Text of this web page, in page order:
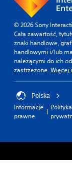
© 2026 Sony
Cała zawartość,
znaki handlowe,
handlowymi i/lub
należącymi do ich
zastrzeżone.Więcej
Polska
Informacje
prawne
Polityka